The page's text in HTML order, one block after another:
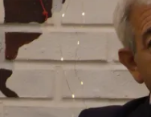
Carlos Sobera habla de la
Santos.Cuatro.com
Laura Ceballo
27 OCT 2025 - 16:26h.